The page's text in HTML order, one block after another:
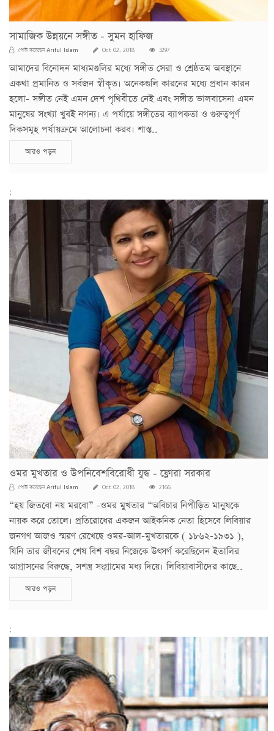
সামাজিক উন্নয়নে সঙ্গীত - সুমন হাফিজ
পোস্ট করেছেনAriful Islam Oct 02, 2018 3297
আমাদের বিনোদন মাধ্যমগুলির মধ্যে সঙ্গীত সেরা ও শ্রেষ্ঠতম অবস্থানে
একথা প্রমানিত ও সর্বজন স্বীকৃত। অনেকগুলি কারনের মধ্যে প্রধান কারন
হলো- সঙ্গীত নেই এমন দেশ পৃথিবীতে নেই এবং সঙ্গীত ভালবাসেনা এমন
মানুষের সংখ্যা খুবই নগন্য। এ পর্যায়ে সঙ্গীতের ব্যাপকতা ও গুরুত্বপূর্ণ
দিকসমূহ পর্যায়ক্রমে আলোচনা করব। শাস্ত..
আরও পড়ুন
;
ওমর মুখতার ও উপনিবেশবিরোধী যুদ্ধ - ফ্লোরা সরকার
পোস্ট করেছেনAriful Islam Oct 02, 2018 2166
“হয় জিতবো নয় মরবো” -ওমর মুখতার “অবিচার নিপীড়িত মানুষকে
নায়ক করে তোলে। প্রতিরোধের একজন আইকনিক নেতা হিসেবে লিবিয়ার
জনগণ আজও স্মরণ রেখেছে ওমর-আল-মুখতারকে ( ১৮৬২-১৯৩১ ),
যিনি তার জীবনের শেষ বিশ বছর নিজেকে উৎসর্গ করেছিলেন ইতালির
আগ্রাসনের বিরুদ্ধে, সশস্ত্র সংগ্রামের মধ্য দিয়ে। লিবিয়াবাসীদের কাছে..
আরও পড়ুন
;